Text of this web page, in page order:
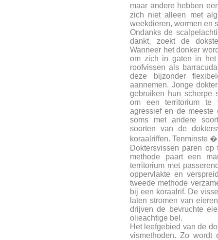
maar andere hebben
zich niet alleen met
weekdieren, wormen en
Ondanks de
dankt, zoekt de
Wanneer het donker
om zich in gaten in
roofvissen als
deze bijzonder
aannemen. Jonge
gebruiken hun scherpe
om een territorium te
agressief en de meeste
soms met andere
soorten van de
koraalriffen. Tenminste
Doktersvissen paren
methode paart een
territorium met
oppervlakte en
tweede methode
bij een koraalrif. De
laten stromen van
drijven de bevruchte
olieachtige bel.
Het leefgebied van de
vismethoden. Zo wordt